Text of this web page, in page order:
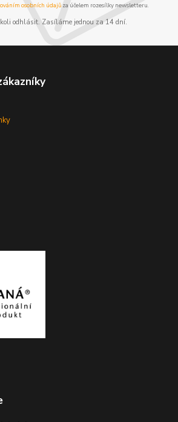
osobních údajůza účelem rozesílky newsletteru.
odhlásit. Zasíláme jednou za 14 dní.